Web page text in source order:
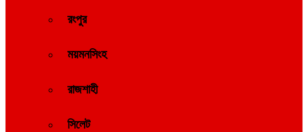
রংপুর
ময়মনসিংহ
রাজশাহী
সিলেট